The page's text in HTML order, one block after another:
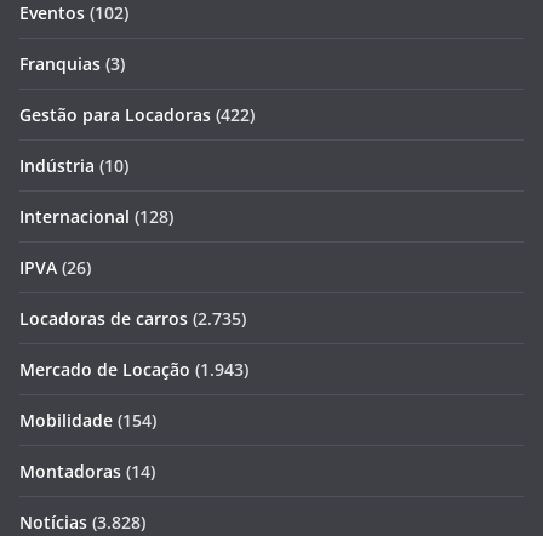
Eventos (102)
Franquias (3)
Gestão para Locadoras (422)
Indústria (10)
Internacional (128)
IPVA (26)
Locadoras de carros (2.735)
Mercado de Locação (1.943)
Mobilidade (154)
Montadoras (14)
Notícias (3.828)